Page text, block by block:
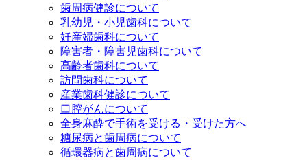
歯周病健診について
乳幼児・小児歯科について
妊産婦歯科について
障害者・障害児歯科について
高齢者歯科について
訪問歯科について
産業歯科健診について
口腔がんについて
全身麻酔で手術を受ける・受けた方へ
糖尿病と歯周病について
循環器病と歯周病について